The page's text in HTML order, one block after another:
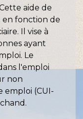
aide de
en fonction de
Il vise à
ayant
Le
l'emploi
non
emploi (CUI-